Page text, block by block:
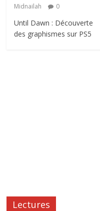
Midnailah
0
Until Dawn : Découverte
des graphismes sur PS5
Lectures